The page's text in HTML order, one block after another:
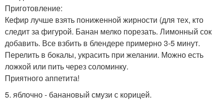
Приготовление:
Кефир лучше взять пониженной жирности (для тех, кто
следит за фигурой. Банан мелко порезать. Лимонный сок
добавить. Все взбить в блендере примерно 3-5 минут.
Перелить в бокалы, украсить при желании. Можно есть
ложкой или пить через соломинку.
Приятного аппетита!
5. яблочно - банановый смузи с корицей.